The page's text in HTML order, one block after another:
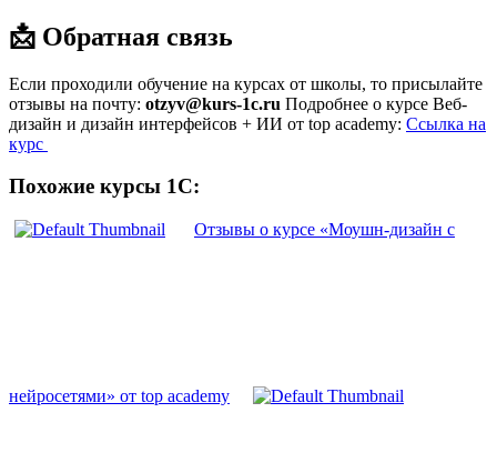
📩 Обратная связь
Если проходили обучение на курсах от школы, то присылайте
отзывы на почту: otzyv@kurs-1c.ru Подробнее о курсе Веб-
дизайн и дизайн интерфейсов + ИИ от top academy: Ссылка на
курс
Похожие курсы 1С:
Отзывы о курсе «Моушн-дизайн с
нейросетями» от top academy